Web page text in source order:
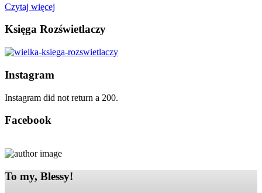
Czytaj więcej
Księga Rozświetlaczy
Instagram
Instagram did not return a 200.
Facebook
To my, Blessy!